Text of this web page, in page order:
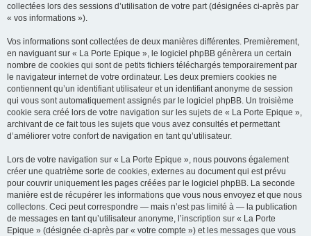
collectées lors des sessions d’utilisation de votre part (désignées ci-après par
« vos informations »).
Vos informations sont collectées de deux manières différentes. Premièrement,
en naviguant sur « La Porte Epique », le logiciel phpBB génèrera un certain
nombre de cookies qui sont de petits fichiers téléchargés temporairement par
le navigateur internet de votre ordinateur. Les deux premiers cookies ne
contiennent qu’un identifiant utilisateur et un identifiant anonyme de session
qui vous sont automatiquement assignés par le logiciel phpBB. Un troisième
cookie sera créé lors de votre navigation sur les sujets de « La Porte Epique »,
archivant de ce fait tous les sujets que vous avez consultés et permettant
d’améliorer votre confort de navigation en tant qu’utilisateur.
Lors de votre navigation sur « La Porte Epique », nous pouvons également
créer une quatrième sorte de cookies, externes au document qui est prévu
pour couvrir uniquement les pages créées par le logiciel phpBB. La seconde
manière est de récupérer les informations que vous nous envoyez et que nous
collectons. Ceci peut correspondre — mais n’est pas limité à — la publication
de messages en tant qu’utilisateur anonyme, l’inscription sur « La Porte
Epique » (désignée ci-après par « votre compte ») et les messages que vous